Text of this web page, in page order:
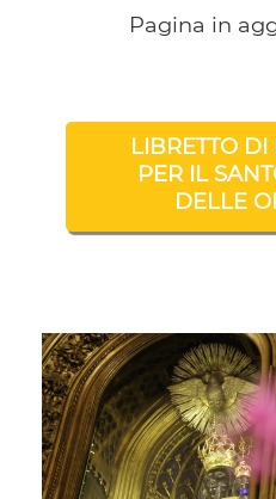
Pagina in
LIBRETTO
PER IL
DELLE